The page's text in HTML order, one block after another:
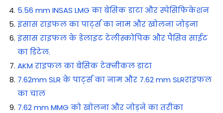
5.56 mm INSAS LMG का बेसिक डाटा और स्पेसिफिकेशन
इंसास राइफल का पार्ट्स का नाम और खोलना जोड़ना
इंसास राइफल के डेलाइट टेलीस्कोपिक और पैसिव साईट
का डिटेल.
AKM राइफल का बेसिक टेक्नीकल डाटा
7.62mm SLR के पार्ट्स का नाम और 7.62 mm SLRराइफल
का चाल
7.62 mm MMG को खोलना और जोड़ने का तरीका